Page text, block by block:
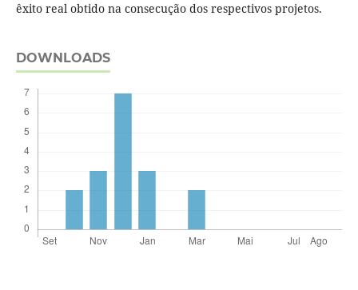
êxito real obtido na consecução dos respectivos projetos.
DOWNLOADS